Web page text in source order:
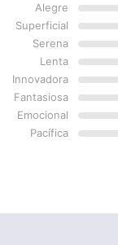
Alegre
Superficial
Serena
Lenta
Innovadora
Fantasiosa
Emocional
Pacífica